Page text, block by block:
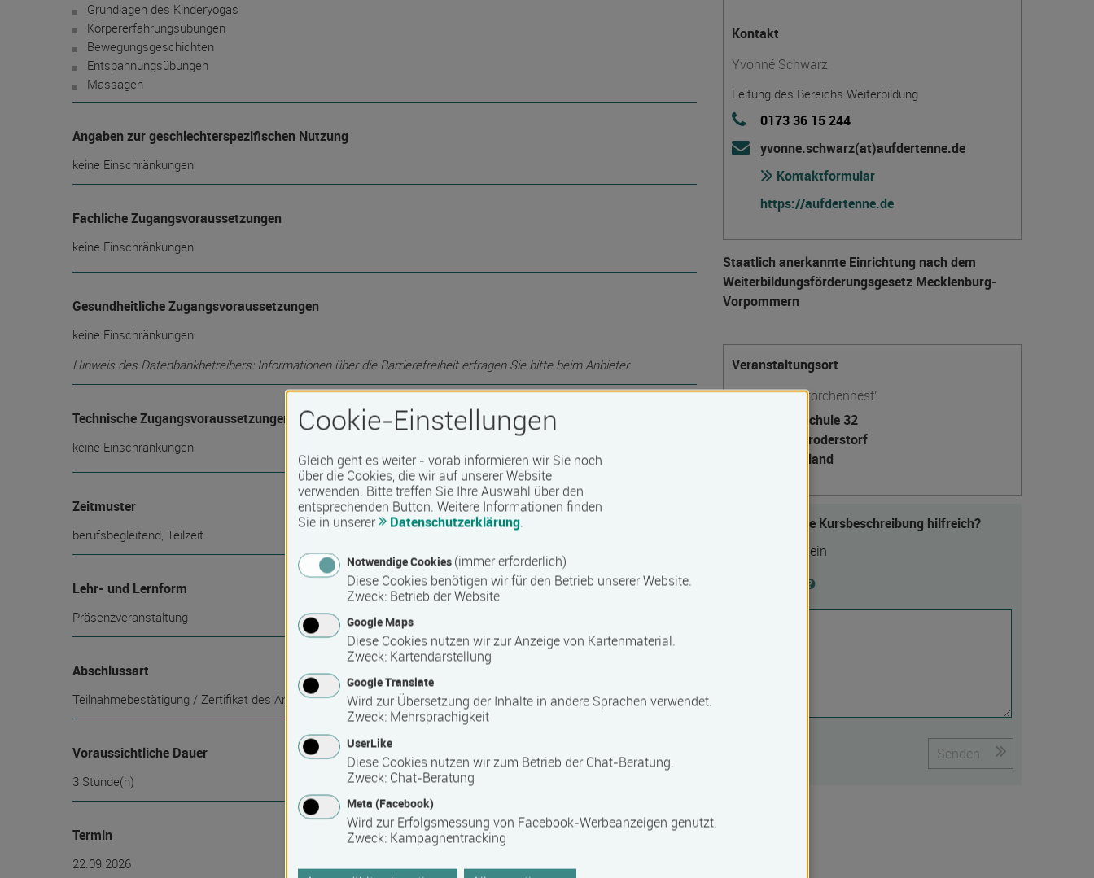
Grundlagen des Kinderyogas
Körpererfahrungsübungen
Bewegungsgeschichten
Entspannungsübungen
Massagen
Angaben zur geschlechterspezifischen Nutzung
keine Einschränkungen
Fachliche Zugangsvoraussetzungen
keine Einschränkungen
Gesundheitliche Zugangsvoraussetzungen
keine Einschränkungen
Hinweis des Datenbankbetreibers: Informationen über die Barrierefreiheit erfragen Sie bitte beim Anbieter.
Technische Zugangsvoraussetzungen
keine Einschränkungen
Zeitmuster
berufsbegleitend, Teilzeit
Lehr- und Lernform
Präsenzveranstaltung
Abschlussart
Teilnahmebestätigung / Zertifikat des Anbieters
Voraussichtliche Dauer
3 Stunde(n)
Termin
22.09.2026
Kontakt
Yvonné Schwarz
Leitung des Bereichs Weiterbildung
0173 36 15 244
yvonne.schwarz(at)aufdertenne.de
Kontaktformular
https://aufdertenne.de
Staatlich anerkannte Einrichtung nach dem
Weiter­bildungs­förderungs­gesetz Mecklenburg-
Vorpommern
Veranstaltungsort
Kinderhort "Storchennest"
An der Schule 32
18184 Broderstorf
Deutschland
Fanden Sie die Kursbeschreibung hilfreich?
Nein
Senden
Cookie-Einstellungen
Gleich geht es weiter - vorab informieren wir Sie noch
über die Cookies, die wir auf unserer Website
verwenden. Bitte treffen Sie Ihre Auswahl über den
entsprechenden Button. Weitere Informationen finden
Sie in unserer
Datenschutzerklärung.
Notwendige Cookies (immer erforderlich)
Diese Cookies benötigen wir für den Betrieb unserer Website.
Zweck: Betrieb der Website
Google Maps
Diese Cookies nutzen wir zur Anzeige von Kartenmaterial.
Zweck: Kartendarstellung
Google Translate
Wird zur Übersetzung der Inhalte in andere Sprachen verwendet.
Zweck: Mehrsprachigkeit
UserLike
Diese Cookies nutzen wir zum Betrieb der Chat-Beratung.
Zweck: Chat-Beratung
Meta (Facebook)
Wird zur Erfolgsmessung von Facebook-Werbeanzeigen genutzt.
Zweck: Kampagnentracking